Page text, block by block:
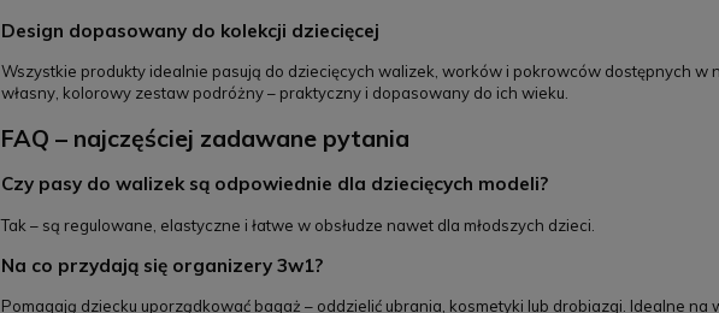
Design dopasowany do kolekcji dziecięcej
Wszystkie produkty idealnie pasują do dziecięcych walizek, worków i pokrowców dostępnych w
własny, kolorowy zestaw podróżny – praktyczny i dopasowany do ich wieku.
FAQ – najczęściej zadawane pytania
Czy pasy do walizek są odpowiednie dla dziecięcych modeli?
Tak – są regulowane, elastyczne i łatwe w obsłudze nawet dla młodszych dzieci.
Na co przydają się organizery 3w1?
Pomagają dziecku uporządkować bagaż – oddzielić ubrania, kosmetyki lub drobiazgi. Idealne na